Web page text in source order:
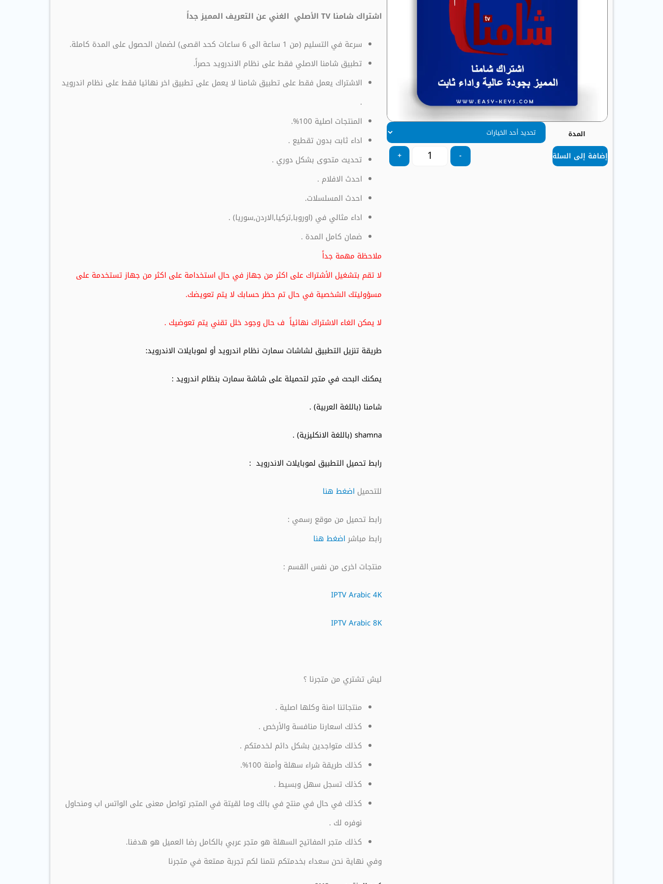
المدة
-
+ إضافة إلى السلة
اشتراك شامنا TV الأصلي الغني عن التعريف المميز جداً
سرعة في التسليم (من 1 ساعة الى 6 ساعات كحد اقصى) لضمان الحصول على المدة كاملة.
تطبيق شامنا الاصلي فقط على نظام الاندرويد حصراً.
الاشتراك يعمل فقط على تطبيق شامنا لا يعمل على تطبيق اخر نهائيا فقط على نظام اندرويد
.
المنتجات اصلية 100%.
اداء ثابت بدون تقطيع .
تحديث متحوى بشكل دوري .
احدث الافلام .
احدث المسلسلات.
اداء مثالي في (اوروبا,تركيا,الاردن,سوريا) .
ضمان كامل المدة .
ملاحظة مهمة جداً
لا تقم بتشغيل الأشتراك على اكثر من جهاز في حال استخدامة على اكثر من جهاز تستخدمة على
مسؤوليتك الشخصية في حال تم حظر حسابك لا يتم تعويضك.
لا يمكن الغاء الاشتراك نهائياً ف حال وجود خلل تقني يتم تعوضيك .
طريقة تنزيل التطبيق لشاشات سمارت نظام اندرويد أو لموبايلات الاندرويد:
يمكنك البحث في متجر لتحميلة على شاشة سمارت بنظام اندرويد :
شامنا (باللغة العربية) .
shamna (باللغة الانكليزية) .
رابط تحميل التطبيق لموبايلات الاندرويد :
للتحميل اضغط هنا
رابط تحميل من موقع رسمي :
رابط مباشراضغط هنا
منتجات اخرى من نفس القسم :
IPTV Arabic 4K
IPTV Arabic 8K
ليش تشتري من متجرنا ؟
منتجاتنا امنة وكلها اصلية .
كذلك اسعارنا منافسة والأرخص .
كذلك متواجدين بشكل دائم لخدمتكم .
كذلك طريقة شراء سهلة وأمنة 100%.
كذلك تسجل سهل وبسيط .
كذلك في حال في منتج في بالك وما لقيتة في المتجر تواصل معنى على الواتس اب ومنحاول
نوفره لك .
كذلك متجر المفاتيح السهلة هو متجر عربي بالكامل رضا العميل هو هدفنا.
وفي نهاية نحن سعداء بخدمتكم نتمنا لكم تجربة ممتعة في متجرنا